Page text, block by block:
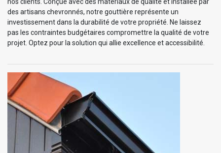
nos clients. Conçue avec des matériaux de qualité et installée par
des artisans chevronnés, notre gouttière représente un
investissement dans la durabilité de votre propriété. Ne laissez
pas les contraintes budgétaires compromettre la qualité de votre
projet. Optez pour la solution qui allie excellence et accessibilité.